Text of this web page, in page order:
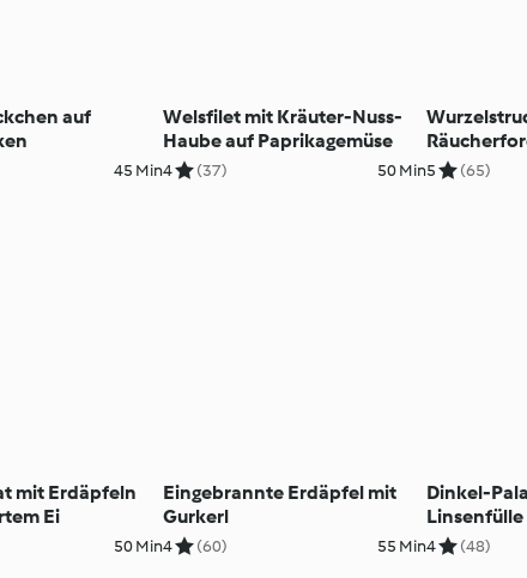
auf
45 Min
Welsfilet mit Kräuter-Nuss-
Haube auf Paprikagemüse
4 (37) 50 Min5 (65)
mit Erdäpfeln
Ei
50 Min
Eingebrannte Erdäpfel mit
Gurkerl
4 (60) 55 Min
Dinkel-
4 (48)